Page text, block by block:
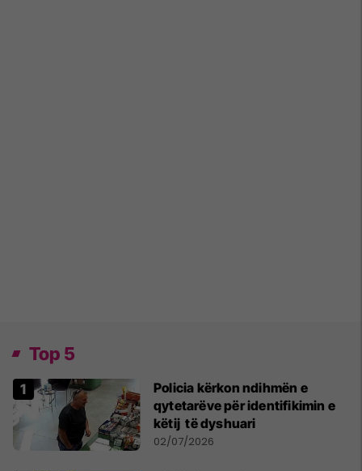
Top 5
Policia kërkon ndihmën e
qytetarëve për identifikimin e
këtij të dyshuari
02/07/2026